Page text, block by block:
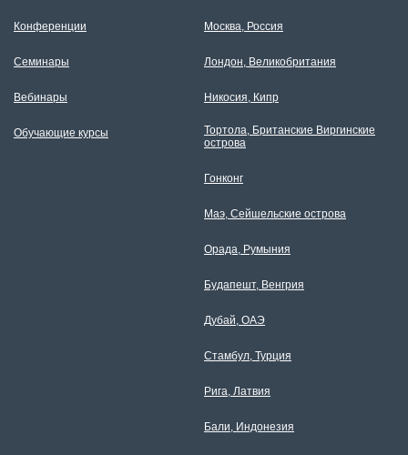
Конференции
Семинары
Вебинары
Обучающие курсы
Москва, Россия
Лондон, Великобритания
Никосия, Кипр
Тортола, Британские Виргинские
острова
Гонконг
Маэ, Сейшельские острова
Орада, Румыния
Будапешт, Венгрия
Дубай, ОАЭ
Стамбул, Турция
Рига, Латвия
Бали, Индонезия